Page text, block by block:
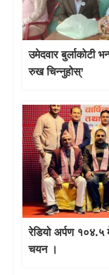
उमेदवार बुर्लाकोटी
रुख चिन्नुहोस्’
रेडियो अर्पण १०४.५
चयन ।